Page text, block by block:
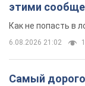
этими
Как не попасть в
6.08.2026 21:02
Самый